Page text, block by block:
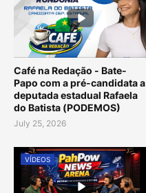
Café na Redação - Bate-
Papo com a pré-candidata a
deputada estadual Rafaela
do Batista (PODEMOS)
July 25, 2026
VÍDEOS